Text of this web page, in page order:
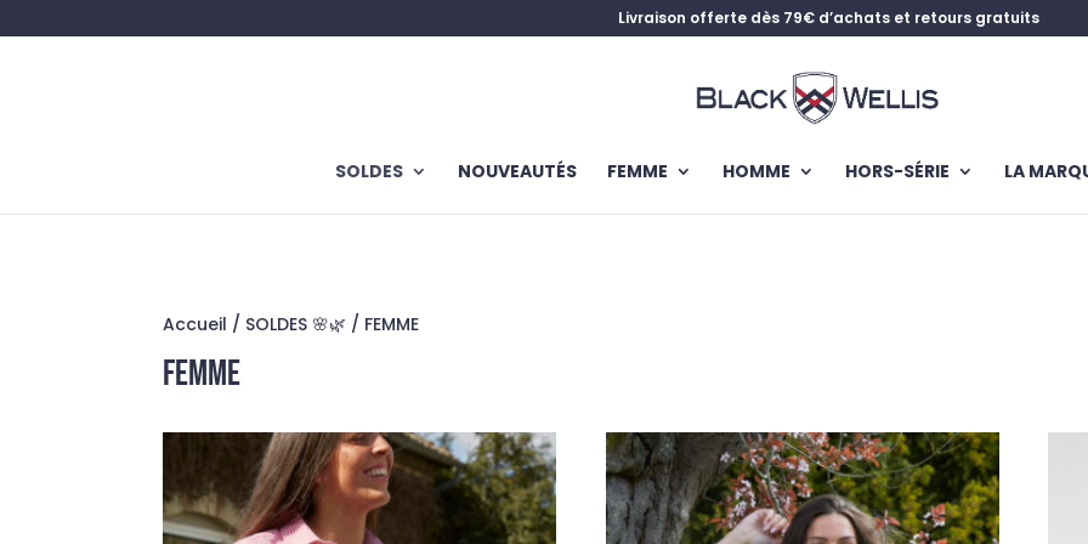
Livraison offerte dès 79€ d’achats et retours gratuits
SOLDES NOUVEAUTÉS FEMME HOMME HORS-SÉRIE LA
Accueil / SOLDES 🌸🌿 / FEMME
FEMME